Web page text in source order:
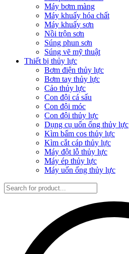
Máy bơm màng
Máy khuấy hóa chất
Máy khuấy sơn
Nồi trộn sơn
Súng phun sơn
Súng vẽ mỹ thuật
Thiết bị thủy lực
Bơm điện thủy lực
Bơm tay thủy lực
Cảo thủy lực
Con đội cá sấu
Con đội móc
Con đội thủy lực
Dụng cụ uốn ống thủy lực
Kìm bấm cos thủy lực
Kìm cắt cáp thủy lực
Máy đột lỗ thủy lực
Máy ép thủy lực
Máy uốn ống thủy lực